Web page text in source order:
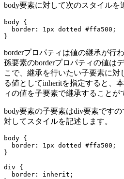
body要素に対して次のスタイルを
body {
  border: 1px dotted #ffa500;
borderプロパティは値の継承が行
孫要素のborderプロパティの値は
こで、継承を行いたい子要素に対
る値としてinheritを指定すると、
ィの値を子要素で継承することが
body要素の子要素はdiv要素です
対してスタイルを記述します。
body {
  border: 1px dotted #ffa500;
}
div {
  border:
inherit ;